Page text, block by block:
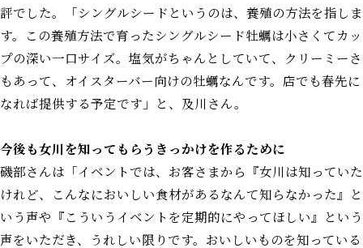
評でした。「シングルシードというのは、養殖の方法を指しま
す。この養殖方法で育ったシングルシード牡蠣は小さくてカッ
プの深い一口サイズ。塩気がちゃんとしていて、クリーミーさ
もあって、オイスターバー向けの牡蠣なんです。店でも春先に
なれば提供する予定です」と、及川さん。
今後も女川を知ってもらうきっかけを作るために
磯部さんは「イベントでは、お客さまから『女川は知っていた
けれど、こんなにおいしい食材があるなんて知らなかった』と
いう声や『こういうイベントを定期的にやってほしい』という
声をいただき、うれしい限りです。おいしいものを知っている